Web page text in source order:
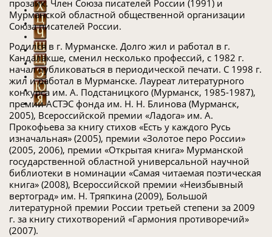
прозаик. Член Союза писателей России (1991) и
Мурманской областной общественной организации
Союза писателей России.
Родился в г. Мурманске. Долго жил и работал в г.
Кандалакше, сменил несколько профессий, с 1982 г.
начал публиковаться в периодической печати. С 1998 г.
жил и работал в Мурманске. Лауреат литературного
конкурса им. А. Подстаницкого (Мурманск, 1985-1987),
премии АСТЭС фонда им. Н. Н. Блинова (Мурманск,
2005), Всероссийской премии «Ладога» им. А.
Прокофьева за книгу стихов «Есть у каждого Русь
изначальная» (2005), премии «Золотое перо России»
(2005, 2006), премии «Открытая книга» Мурманской
государственной областной универсальной научной
библиотеки в номинации «Самая читаемая поэтическая
книга» (2008), Всероссийской премии «Неизбывный
вертоград» им. Н. Тряпкина (2009), Большой
литературной премии России третьей степени за 2009
г. за книгу стихотворений «Гармония противоречий»
(2007).